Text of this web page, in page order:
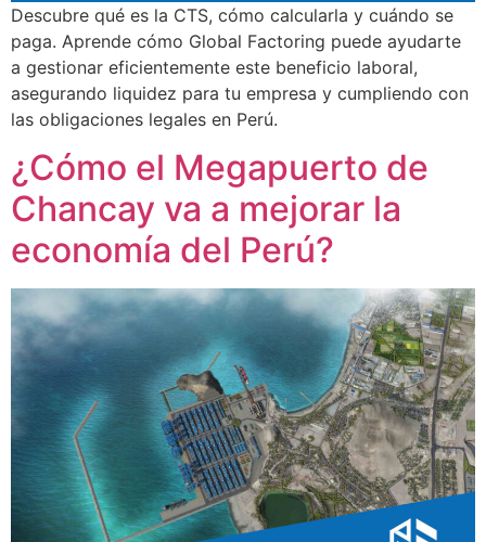
Descubre qué es la CTS, cómo calcularla y cuándo se
paga. Aprende cómo Global Factoring puede ayudarte
a gestionar eficientemente este beneficio laboral,
asegurando liquidez para tu empresa y cumpliendo con
las obligaciones legales en Perú.
¿Cómo el Megapuerto de
Chancay va a mejorar la
economía del Perú?